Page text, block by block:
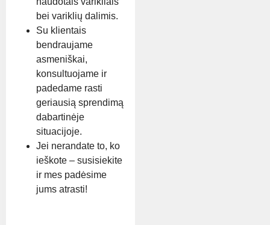
bei variklių dalimis.
Su klientais
bendraujame
asmeniškai,
konsultuojame ir
padedame rasti
geriausią sprendimą
dabartinėje
situacijoje.
Jei nerandate to, ko
ieškote – susisiekite
ir mes padėsime
jums atrasti!